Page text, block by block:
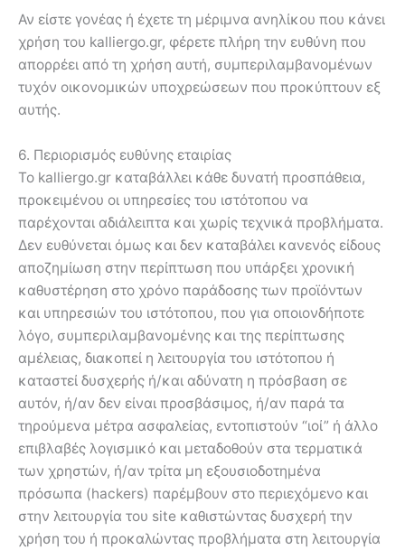
Αν είστε γονέας ή έχετε τη μέριμνα ανηλίκου που κάνει
χρήση του kalliergo.gr, φέρετε πλήρη την ευθύνη που
απορρέει από τη χρήση αυτή, συμπεριλαμβανομένων
τυχόν οικονομικών υποχρεώσεων που προκύπτουν εξ
αυτής.
6. Περιορισμός ευθύνης εταιρίας
Το kalliergo.gr καταβάλλει κάθε δυνατή προσπάθεια,
προκειμένου οι υπηρεσίες του ιστότοπου να
παρέχονται αδιάλειπτα και χωρίς τεχνικά προβλήματα.
Δεν ευθύνεται όμως και δεν καταβάλει κανενός είδους
αποζημίωση στην περίπτωση που υπάρξει χρονική
καθυστέρηση στο χρόνο παράδοσης των προϊόντων
και υπηρεσιών του ιστότοπου, που για οποιονδήποτε
λόγο, συμπεριλαμβανομένης και της περίπτωσης
αμέλειας, διακοπεί η λειτουργία του ιστότοπου ή
καταστεί δυσχερής ή/και αδύνατη η πρόσβαση σε
αυτόν, ή/αν δεν είναι προσβάσιμος, ή/αν παρά τα
τηρούμενα μέτρα ασφαλείας, εντοπιστούν “ιοί” ή άλλο
επιβλαβές λογισμικό και μεταδοθούν στα τερματικά
των χρηστών, ή/αν τρίτα μη εξουσιοδοτημένα
πρόσωπα (hackers) παρέμβουν στο περιεχόμενο και
στην λειτουργία του site καθιστώντας δυσχερή την
χρήση του ή προκαλώντας προβλήματα στη λειτουργία